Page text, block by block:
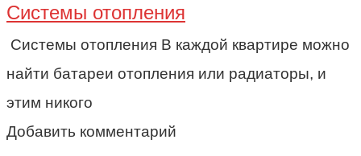
Системы отопления
Системы отопления В каждой квартире можно
найти батареи отопления или радиаторы, и
этим никого
Добавить комментарий